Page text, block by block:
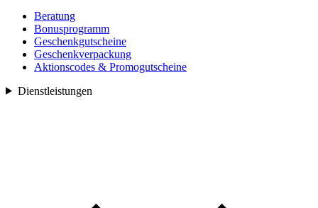
Beratung
Bonusprogramm
Geschenkgutscheine
Geschenkverpackung
Aktionscodes & Promogutscheine
Dienstleistungen